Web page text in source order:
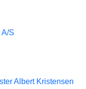
S
Albert Kristensen